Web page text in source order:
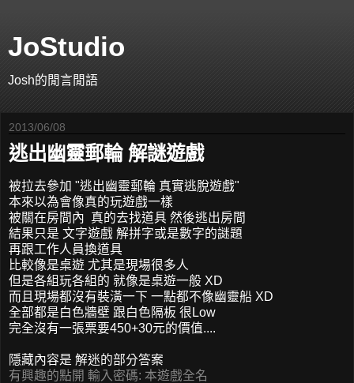
JoStudio
Josh的閒言閒語
2013/06/08
逃出幽靈郵輪 解謎遊戲
被拉去參加 "逃出幽靈郵輪 真實逃脫遊戲"
本來以為會像真的玩遊戲一樣
被關在房間內 真的去找道具 然後逃出房間
結果只是 文字遊戲 解拼字或是數字的謎題
再跟工作人員換道具
比較像是桌遊 尤其是現場很多人
但是各組玩各組的 就像是桌遊一般 XD
而且現場都沒有裝潢一下 一點都不像幽靈船 XD
全部都是白色牆壁 跟白色隔板 很Low
完全沒有一張票要450+30元的價值....
隱藏內容是 解迷的部分答案
有興趣的點開 輸入密碼: 本遊戲全名